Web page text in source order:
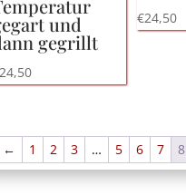
und
gegrillt
€24,50
← 1 2 3 … 5 6 7 8